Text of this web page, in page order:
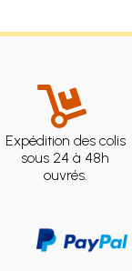
Expédition des colis
sous 24 à 48h
ouvrés.